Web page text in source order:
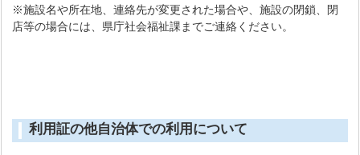
※施設名や所在地、連絡先が変更された場合や、施設の閉鎖、閉
店等の場合には、県庁社会福祉課までご連絡ください。
利用証の他自治体での利用について